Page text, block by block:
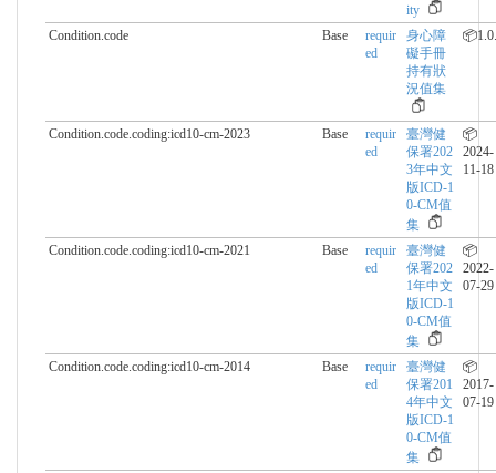
ity
Condition.code Base
requir
ed
身心障
礙手冊
持有狀
況值集
Condition.code.coding:icd10-cm-2023 Base
requir
ed
臺灣健
保署202
3年中文
版ICD-1
0-CM值
集
📦
2024-
11-18
Condition.code.coding:icd10-cm-2021 Base
requir
ed
臺灣健
保署202
1年中文
版ICD-1
0-CM值
集
📦
2022-
07-29
Condition.code.coding:icd10-cm-2014 Base
requir
ed
臺灣健
保署201
4年中文
版ICD-1
0-CM值
集
📦
2017-
07-19